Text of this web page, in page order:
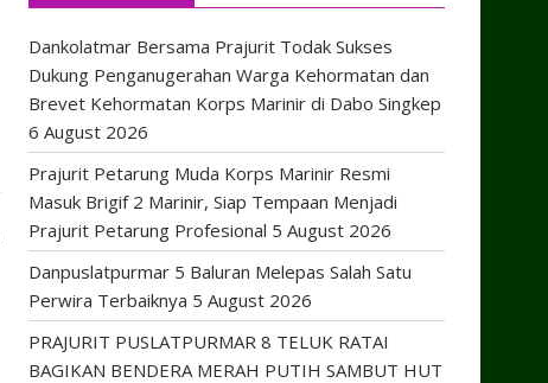
Dankolatmar Bersama Prajurit Todak Sukses
Dukung Penganugerahan Warga Kehormatan dan
Brevet Kehormatan Korps Marinir di Dabo Singkep
6 August 2026
Prajurit Petarung Muda Korps Marinir Resmi
Masuk Brigif 2 Marinir, Siap Tempaan Menjadi
Prajurit Petarung Profesional 5 August 2026
Danpuslatpurmar 5 Baluran Melepas Salah Satu
Perwira Terbaiknya 5 August 2026
PRAJURIT PUSLATPURMAR 8 TELUK RATAI
BAGIKAN BENDERA MERAH PUTIH SAMBUT HUT